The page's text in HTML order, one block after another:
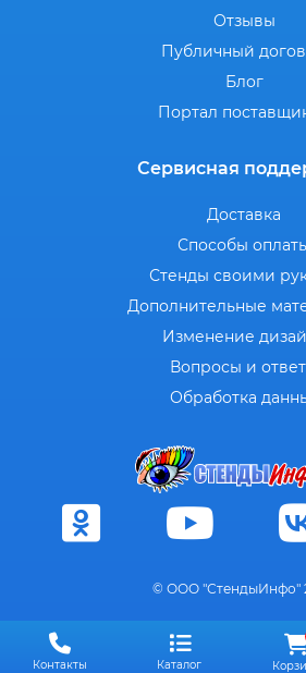
Контакты Каталог
Отзывы
Публичный
Блог
Портал
Сервисная
Доставка
Способы
Стенды своими
Дополнительные
Изменение
Вопросы и
Обработка
© ООО "СтендыИнфо"